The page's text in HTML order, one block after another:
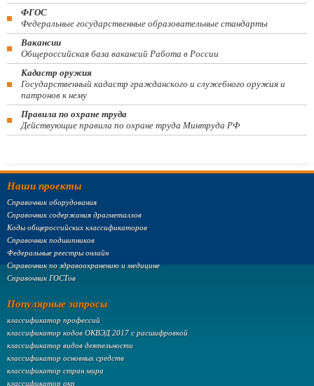
ФГОС
Федеральные государственные образовательные стандарты
Вакансии
Общероссийская база вакансий Работа в России
Кадастр оружия
Государственный кадастр гражданского и служебного оружия и
патронов к нему
Правила по охране труда
Действующие правила по охране труда Минтруда РФ
Наши проекты
Справочник оборудования
Справочник содержания драгметаллов
Коды общероссийских классификаторов
Справочник подшипников
Федеральные реестры онлайн
Справочник по здравоохранению и медицине
Справочник ГОСТов
Популярные запросы
классификатор профессий
классификатор кодов ОКВЭД 2017 с расшифровкой
классификатор видов деятельности
классификатор основных средств
классификатор стран мира
классификатор окп